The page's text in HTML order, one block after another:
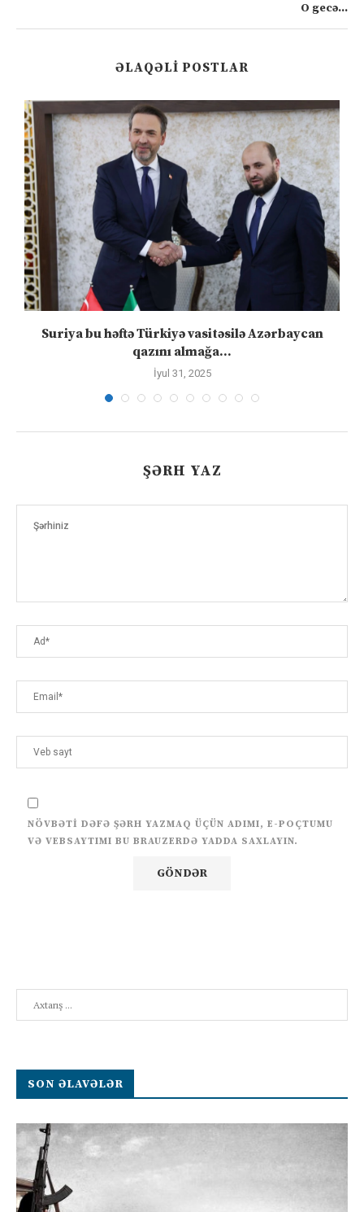
O gecə…
ƏLAQƏLI POSTLAR
Suriya bu həftə Türkiyə vasitəsilə Azərbaycan
qazını almağa...
İyul 31, 2025
ŞƏRH YAZ
NÖVBƏTI DƏFƏ ŞƏRH YAZMAQ ÜÇÜN ADIMI, E-POÇTUMU
VƏ VEBSAYTIMI BU BRAUZERDƏ YADDA SAXLAYIN.
SON ƏLAVƏLƏR